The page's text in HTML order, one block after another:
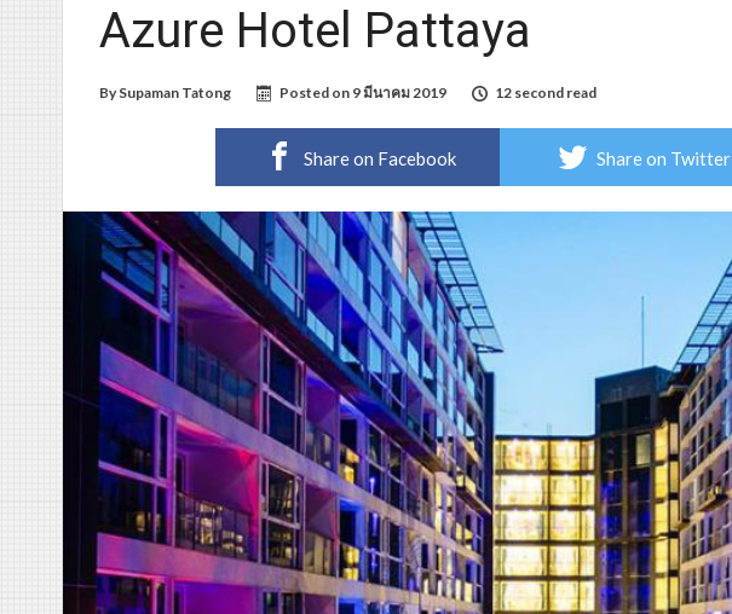
Azure Hotel Pattaya
By Supaman Tatong Posted on 9 มีนาคม 2019 12 second read
Share on Facebook Share on Twitter